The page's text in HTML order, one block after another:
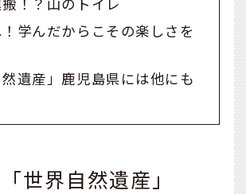
学んだからこその楽しさを
然遺産」鹿児島県には他にも
世界自然遺産」